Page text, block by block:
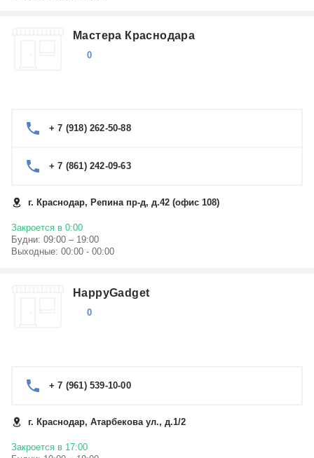
Мастера Краснодара
0
+ 7 (918) 262-50-88
+ 7 (861) 242-09-63
г. Краснодар, Репина пр-д, д.42 (офис 108)
Закроется в 0:00
Будни: 09:00 – 19:00
Выходные: 00:00 - 00:00
HappyGadget
0
+ 7 (961) 539-10-00
г. Краснодар, Атарбекова ул., д.1/2
Закроется в 17:00